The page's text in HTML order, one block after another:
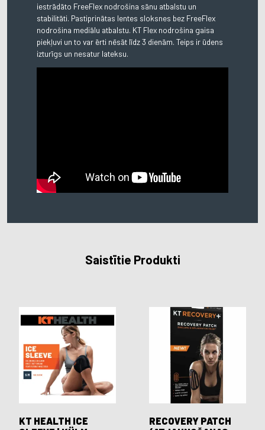
iestrādāto FreeFlex nodrošina sānu atbalstu un
stabilitāti. Pastiprinātas lentes sloksnes bez FreeFlex
nodrošina mediālu atbalstu. KT Flex nodrošina gaisa
piekļuvi un to var ērti nēsāt līdz 3 dienām. Teips ir ūdens
izturīgs un nesatur lateksu.
Saistītie Produkti
KT HEALTH ICE
RECOVERY PATCH